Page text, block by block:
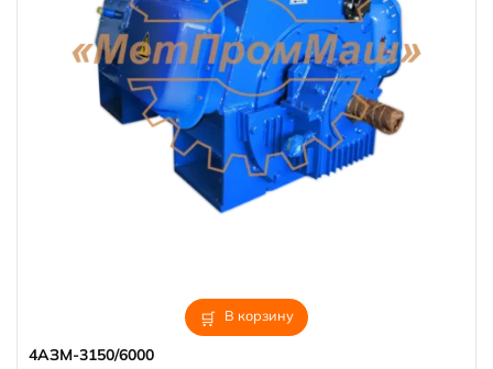
В корзину
4АЗМ-3150/6000